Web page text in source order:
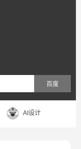
百度
AI设计